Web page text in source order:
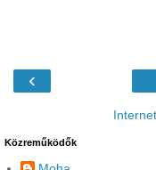
‹
Közreműködők